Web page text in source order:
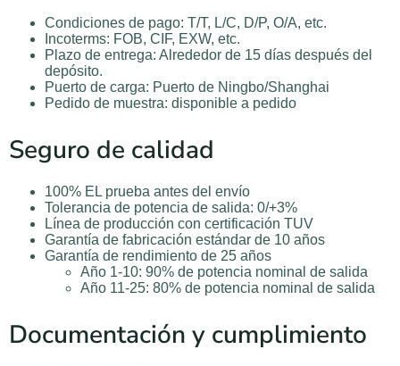
Condiciones de pago: T/T, L/C, D/P, O/A, etc.
Incoterms: FOB, CIF, EXW, etc.
Plazo de entrega: Alrededor de 15 días después del
depósito.
Puerto de carga: Puerto de Ningbo/Shanghai
Pedido de muestra: disponible a pedido
Seguro de calidad
100% EL prueba antes del envío
Tolerancia de potencia de salida: 0/+3%
Línea de producción con certificación TUV
Garantía de fabricación estándar de 10 años
Garantía de rendimiento de 25 años
Año 1-10: 90% de potencia nominal de salida
Año 11-25: 80% de potencia nominal de salida
Documentación y cumplimiento